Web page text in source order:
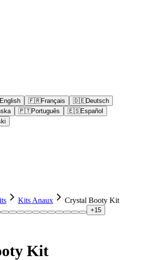
English 🇫🇷Français 🇩🇪Deutsch
🇵🇹Português 🇪🇸Español
Kits Anaux Crystal Booty Kit
+15
Kit